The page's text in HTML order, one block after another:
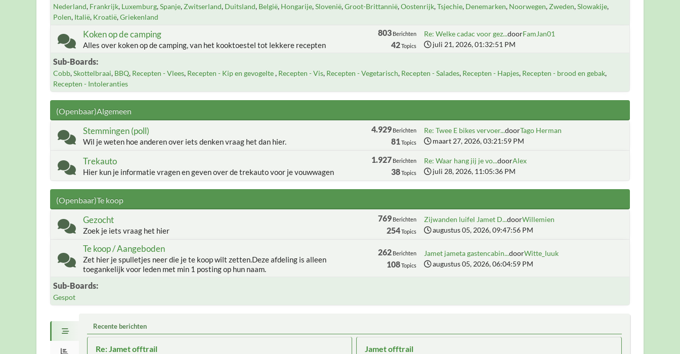
Nederland Frankrijk Luxemburg Spanje Zwitserland Duitsland België Hongarije Slovenië Groot-Brittannië Oostenrijk Tsjechie Denemarken Noorwegen Zweden Slowakije
Polen Italië Kroatië Griekenland
Koken op de camping
Alles over koken op de camping, van het kooktoestel tot lekkere recepten
803Berichten
42Topics
Re: Welke cadac voor gez...doorFamJan01
juli 21, 2026, 01:32:51 PM
Sub-Boards
Cobb Skottelbraai BBQ Recepten - Vlees Recepten - Kip en gevogelte Recepten - Vis Recepten - Vegetarisch Recepten - Salades Recepten - Hapjes Recepten - brood en gebak
Recepten - Intoleranties
(Openbaar)Algemeen
Stemmingen (poll)
Wil je weten hoe anderen over iets denken vraag het dan hier.
4.929Berichten
81 Topics
Re: Twee E bikes vervoer...doorTago Herman
maart 27, 2026, 03:21:59 PM
Trekauto
Hier kun je informatie vragen en geven over de trekauto voor je vouwwagen
1.927Berichten
38Topics
Re: Waar hang jij je vo...doorAlex
juli 28, 2026, 11:05:36 PM
(Openbaar)Te koop
Gezocht
Zoek je iets vraag het hier
769Berichten
254Topics
Zijwanden luifel Jamet D...doorWillemien
augustus 05, 2026, 09:47:56 PM
Te koop / Aangeboden
Zet hier je spulletjes neer die je te koop wilt zetten.Deze afdeling is alleen
toegankelijk voor leden met min 1 posting op hun naam.
262Berichten
108Topics
Jamet jameta gastencabin...doorWitte_luuk
augustus 05, 2026, 06:04:59 PM
Sub-Boards
Gespot
Recente berichten
Re: Jamet offtrail Jamet offtrail